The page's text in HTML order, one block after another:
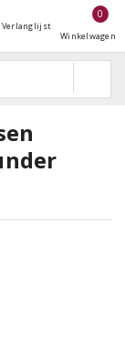
Verlanglijst
0
Winkelwagen